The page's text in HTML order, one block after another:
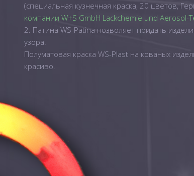
(специальная кузнечная краска, 20 цветов,
компании W+S GmbH Lackchemie und Aerosol-
2. Патина WS-Patina позволяет придать
узора.
Полуматовая краска WS-Plast на кованых
красиво.